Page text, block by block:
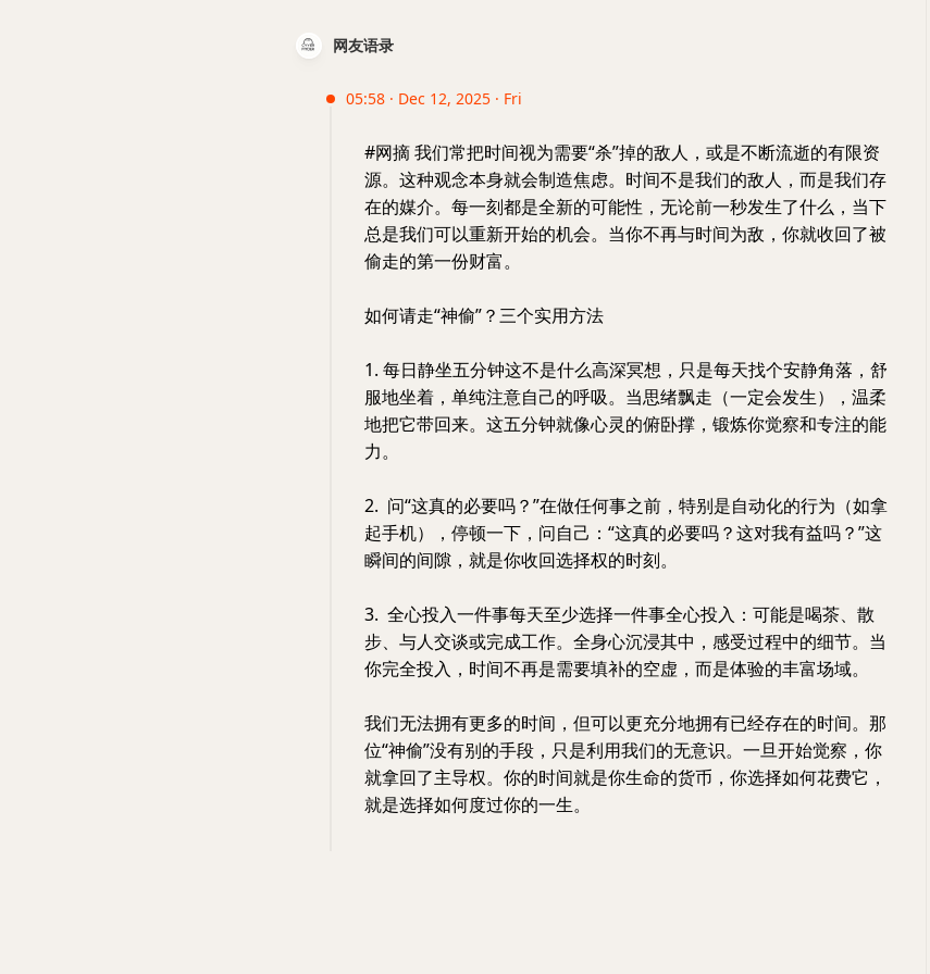
网友语录
05:58 · Dec 12, 2025 · Fri
#网摘 我们常把时间视为需要“杀”掉的敌人，或是不断流逝的有限资
源。这种观念本身就会制造焦虑。时间不是我们的敌人，而是我们存
在的媒介。每一刻都是全新的可能性，无论前一秒发生了什么，当下
总是我们可以重新开始的机会。当你不再与时间为敌，你就收回了被
偷走的第一份财富。
如何请走“神偷”？三个实用方法
1. 每日静坐五分钟这不是什么高深冥想，只是每天找个安静角落，舒
服地坐着，单纯注意自己的呼吸。当思绪飘走（一定会发生），温柔
地把它带回来。这五分钟就像心灵的俯卧撑，锻炼你觉察和专注的能
力。
2. 问“这真的必要吗？”在做任何事之前，特别是自动化的行为（如拿
起手机），停顿一下，问自己：“这真的必要吗？这对我有益吗？”这
瞬间的间隙，就是你收回选择权的时刻。
3. 全心投入一件事每天至少选择一件事全心投入：可能是喝茶、散
步、与人交谈或完成工作。全身心沉浸其中，感受过程中的细节。当
你完全投入，时间不再是需要填补的空虚，而是体验的丰富场域。
我们无法拥有更多的时间，但可以更充分地拥有已经存在的时间。那
位“神偷”没有别的手段，只是利用我们的无意识。一旦开始觉察，你
就拿回了主导权。你的时间就是你生命的货币，你选择如何花费它，
就是选择如何度过你的一生。